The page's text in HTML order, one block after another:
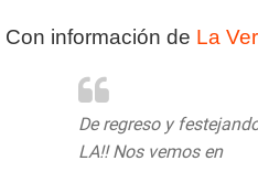
Con información de La
De regreso y
LA!! Nos vemos en